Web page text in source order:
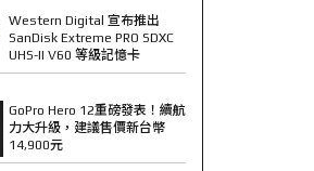
Western Digital 宣布推出
SanDisk Extreme PRO SDXC
UHS-II V60 等級記憶卡
GoPro Hero 12重磅發表！續航
力大升級，建議售價新台幣
14,900元